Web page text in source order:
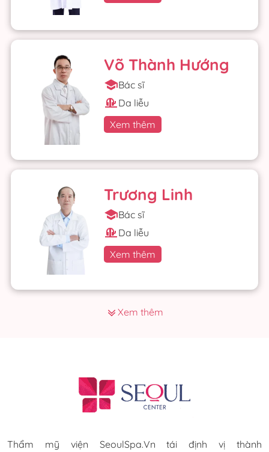
Võ Thành Hướng
Bác sĩ
Da liễu
Xem thêm
Trương Linh
Bác sĩ
Da liễu
Xem thêm
Xem thêm
Thẩm mỹ viện SeoulSpa.Vn tái định vị thành